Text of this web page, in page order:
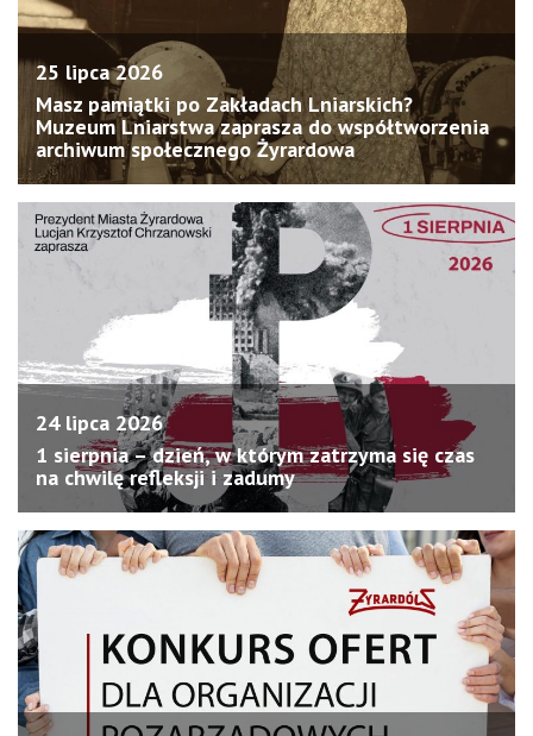
25 lipca 2026
Masz pamiątki po Zakładach Lniarskich?
Muzeum Lniarstwa zaprasza do współtworzenia
archiwum społecznego Żyrardowa
24 lipca 2026
1 sierpnia – dzień, w którym zatrzyma się czas
na chwilę refleksji i zadumy